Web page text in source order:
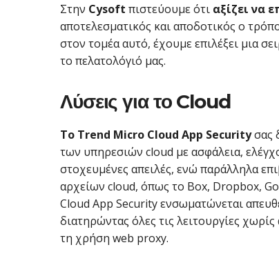
Στην Cysoft πιστεύουμε ότι αξίζει να
αποτελεσματικός και αποδοτικός ο
στον τομέα αυτό, έχουμε επιλέξει μια
το πελατολόγιό μας.
Λύσεις για το Cloud
Το Trend Micro Cloud App Securityσας
των υπηρεσιών cloud με ασφάλεια,
στοχευμένες απειλές, ενώ παράλληλα
αρχείων cloud, όπως το Box, Dropbox,
Cloud App Security ενσωματώνεται
διατηρώντας όλες τις λειτουργίες
τη χρήση web proxy.